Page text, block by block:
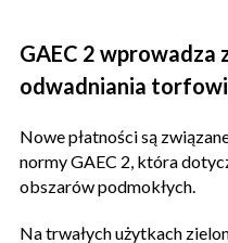
GAEC 2 wprowadza
odwadniania
Nowe płatności są
normy GAEC 2, która
obszarów podmokłych.
Na trwałych użytkach